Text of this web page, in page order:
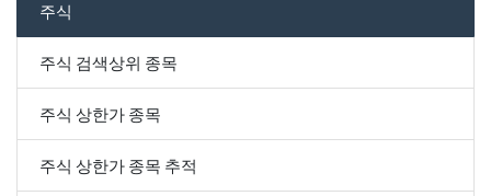
주식
주식 검색상위 종목
주식 상한가 종목
주식 상한가 종목 추적